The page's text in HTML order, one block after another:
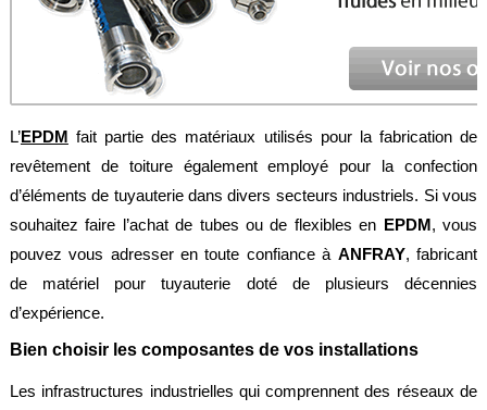
Plaques
Découpe
de
joint
Spirale
/
Ring
Maintenance
Services
Découpe
d’eau
L’EPDM fait partie des matériaux utilisés pour la fabrication de
revêtement de toiture également employé pour la confection
d’éléments de tuyauterie dans divers secteurs industriels. Si vous
souhaitez faire l’achat de tubes ou de flexibles en EPDM, vous
pouvez vous adresser en toute confiance à ANFRAY, fabricant
de matériel pour tuyauterie doté de plusieurs décennies
d’expérience.
Bien choisir les composantes de vos installations
Les infrastructures industrielles qui comprennent des réseaux de